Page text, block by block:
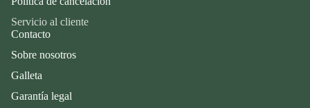
Servicio al cliente
Contacto
Sobre nosotros
Galleta
Garantía legal